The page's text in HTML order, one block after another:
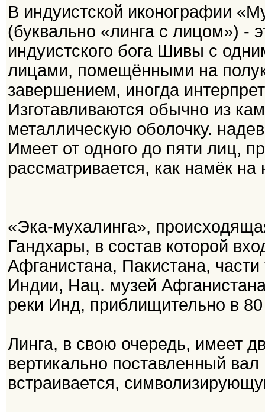
В индуистской иконографии
(буквально «линга с лицом») -
индуистского бога Шивы с
лицами, помещёнными на
завершением, иногда
Изготавливаются обычно из
металлическую оболочку.
Имеет от одного до пяти лиц,
рассматривается, как намёк
«Эка-мухалинга»,
Гандхары, в состав которой
Афганистана, Пакистана,
Индии, Нац. музей
реки Инд, приблищительно в
Линга, в свою очередь, имеет
вертикально поставленный
встраивается,